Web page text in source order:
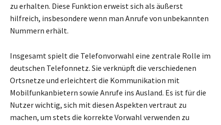
zu erhalten. Diese Funktion erweist sich als äußerst
hilfreich, insbesondere wenn man Anrufe von unbekannten
Nummern erhält.
Insgesamt spielt die Telefonvorwahl eine zentrale Rolle im
deutschen Telefonnetz. Sie verknüpft die verschiedenen
Ortsnetze und erleichtert die Kommunikation mit
Mobilfunkanbietern sowie Anrufe ins Ausland. Es ist für die
Nutzer wichtig, sich mit diesen Aspekten vertraut zu
machen, um stets die korrekte Vorwahl verwenden zu